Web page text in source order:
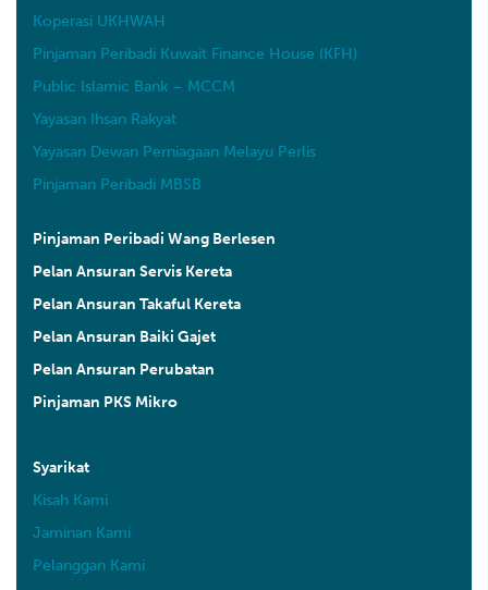
Koperasi UKHWAH
Pinjaman Peribadi Kuwait Finance House (KFH)
Public Islamic Bank – MCCM
Yayasan Ihsan Rakyat
Yayasan Dewan Perniagaan Melayu Perlis
Pinjaman Peribadi MBSB
Syarikat
Kisah Kami
Jaminan Kami
Pelanggan Kami
Pinjaman Peribadi Wang Berlesen
Pelan Ansuran Servis Kereta
Pelan Ansuran Takaful Kereta
Pelan Ansuran Baiki Gajet
Pelan Ansuran Perubatan
Pinjaman PKS Mikro